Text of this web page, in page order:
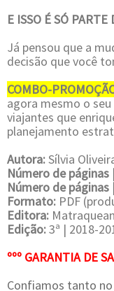
E ISSO É SÓ
Já pensou que a
decisão que você
COMBO-
agora mesmo o
viajantes que
planejamento
Autora:Sílvia
Número de páginas
Número de páginas
Formato: PDF
Editora:
Edição:3ª | 2018-
ººº GARANTIA DE
Confiamos tanto